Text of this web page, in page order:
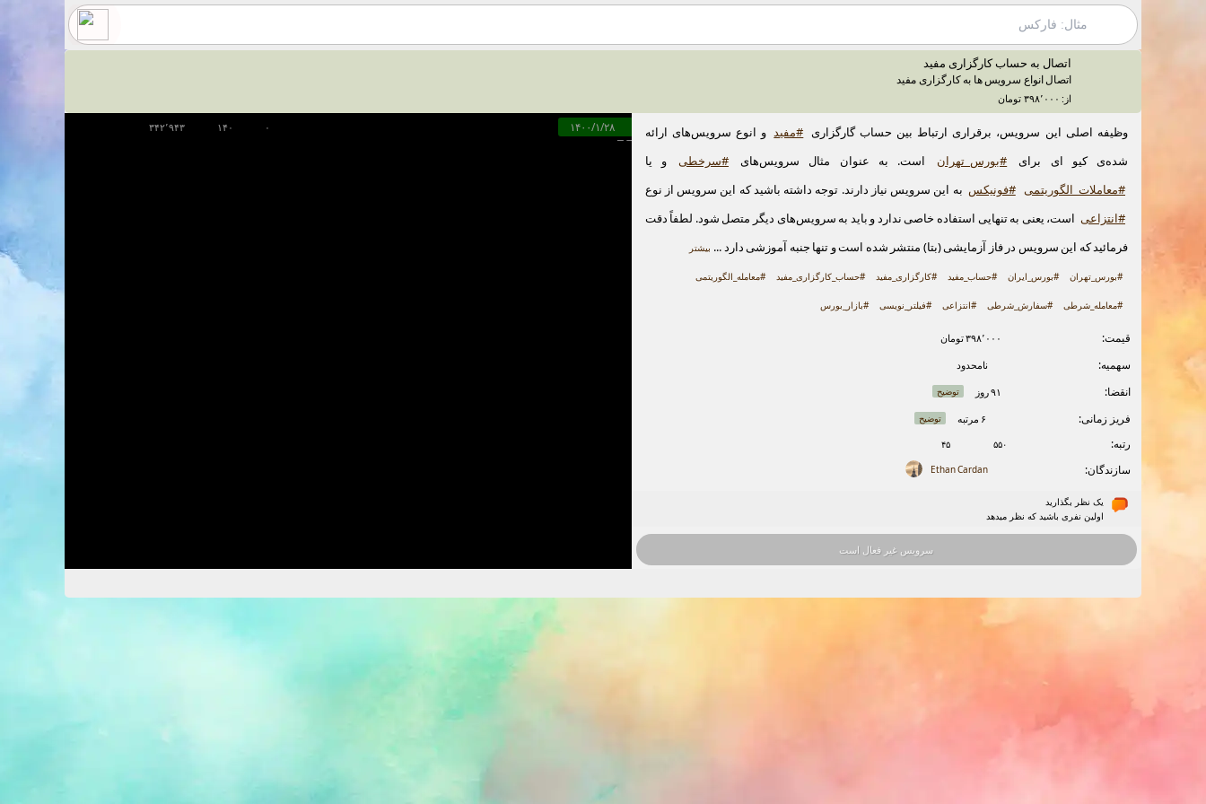
اتصال به حساب کارگزاری مفید
اتصال انواع سرویس ها به کارگزاری مفید
از: ۳۹۸٬۰۰۰ تومان
۱۴۰۰/۱/۲۸ ۰ ۱۴۰ ۳۴۲٬۹۴۳ وظیفه اصلی این سرویس، برقراری ارتباط بین حساب گارگزاری #مفید و انوع سرویس‌های ارائه
شده‌ی کیو ای برای
#بورس_تهران است. به عنوان مثال سرویس‌های #سرخطی
و یا
#معاملات_الگوریتمی #فونیکس به این سرویس نیاز دارند. توجه داشته باشید که این سرویس از نوع
#انتزاعی است، یعنی به تنهایی استفاده خاصی ندارد و باید به سرویس‌های دیگر متصل شود. لطفاً دقت
فرمائید که این سرویس در فاز آزمایشی (بتا) منتشر شده است و تنها جنبه آموزشی دارد ... بیشتر
#بورس_تهران #بورس_ایران #حساب_مفید #کارگزاری_مفید #حساب_کارگزاری_مفید #معامله_الگوریتمی
#معامله_شرطی #سفارش_شرطی #انتزاعی #فیلتر_نویسی #بازار_بورس
قیمت: ۳۹۸٬۰۰۰ تومان
سهمیه: نامحدود
انقضا: ۹۱ روز توضیح
فریز زمانی: ۶ مرتبه توضیح
رتبه: ۵۵۰ ۴۵
سازندگان: Ethan Cardan
یک نظر بگذارید
اولین نفری باشید که نظر میدهد
سرویس غیر فعال است